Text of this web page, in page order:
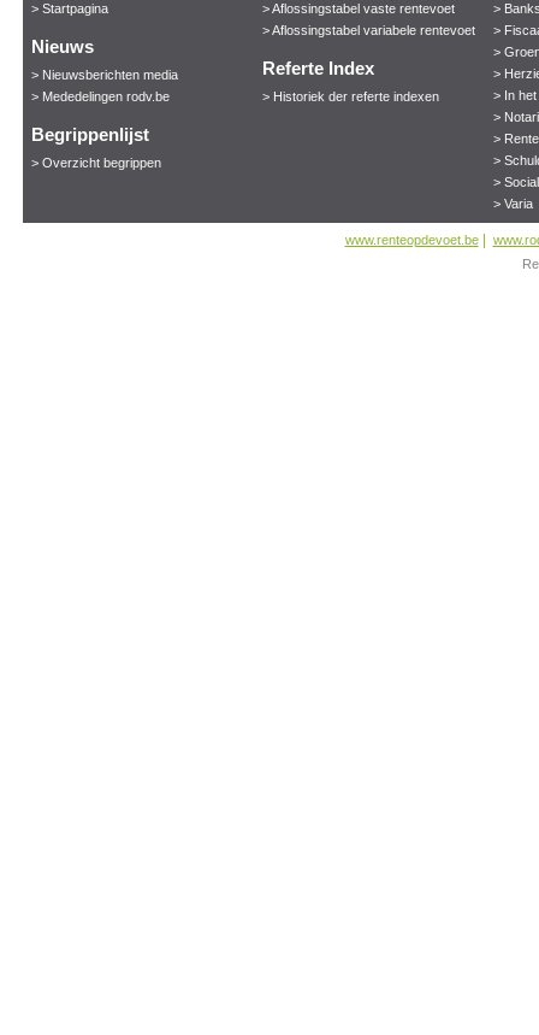
> Startpagina
Nieuws
> Nieuwsberichten media
> Mededelingen rodv.be
Begrippenlijst
> Overzicht begrippen
> Aflossingstabel vaste rentevoet
> Aflossingstabel variabele rentevoet
Referte Index
> Historiek der referte indexen
>
>
>
>
> In
>
>
>
>
> Varia
www.renteopdevoet.be|